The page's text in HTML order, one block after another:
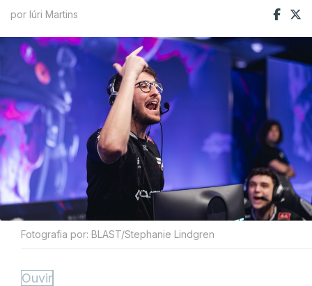
por Iúri Martins
Fotografia por: BLAST/Stephanie Lindgren
Ouvir